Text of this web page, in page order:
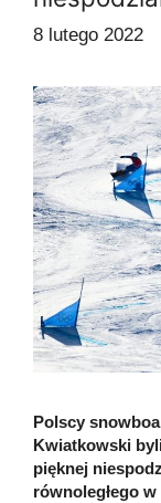
8 lutego 2022
Polscy
Kwiatkowski
pięknej
równoległego